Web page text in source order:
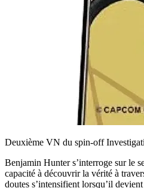
Deuxième VN du spin-off
Benjamin Hunter s’interroge sur le
capacité à découvrir la vérité à
doutes s’intensifient lorsqu’il